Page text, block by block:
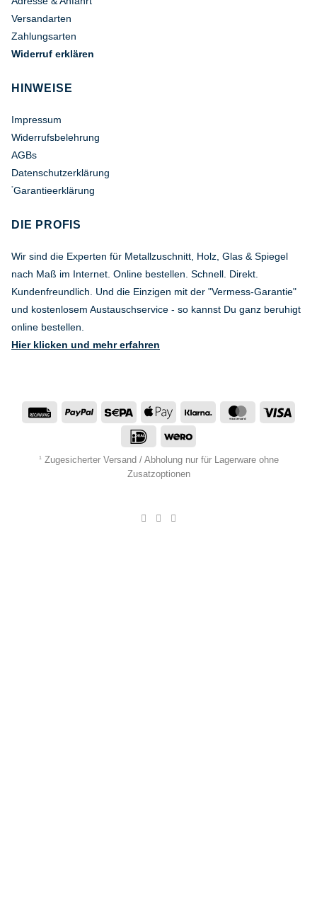
Versandarten
Zahlungsarten
Widerruf erklären
HINWEISE
Impressum
Widerrufsbelehrung
AGBs
Datenschutzerklärung
*Garantieerklärung
DIE PROFIS
Wir sind die Experten für Metallzuschnitt, Holz, Glas & Spiegel
nach Maß im Internet. Online bestellen. Schnell. Direkt.
Kundenfreundlich. Und die Einzigen mit der "Vermess-Garantie"
und kostenlosem Austauschservice - so kannst Du ganz beruhigt
online bestellen.
Hier klicken und mehr erfahren
RechungPayPal Sepa
Apple
Pay
Klarna MasterCard
IDeal Wero
1Zugesicherter Versand / Abholung nur für Lagerware ohne
Zusatzoptionen